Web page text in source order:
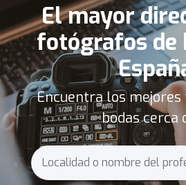
El mayor
fotógrafos de
Encuentra los
bodas cerca